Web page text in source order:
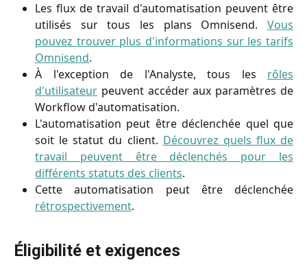
Les flux de travail d'automatisation peuvent être
utilisés sur tous les plans Omnisend. Vous
pouvez trouver plus d'informations sur les tarifs
Omnisend.
À l'exception de l'Analyste, tous les rôles
d'utilisateur peuvent accéder aux paramètres de
Workflow d'automatisation.
L'automatisation peut être déclenchée quel que
soit le statut du client. Découvrez quels flux de
travail peuvent être déclenchés pour les
différents statuts des clients.
Cette automatisation peut être déclenchée
rétrospectivement.
Éligibilité et exigences